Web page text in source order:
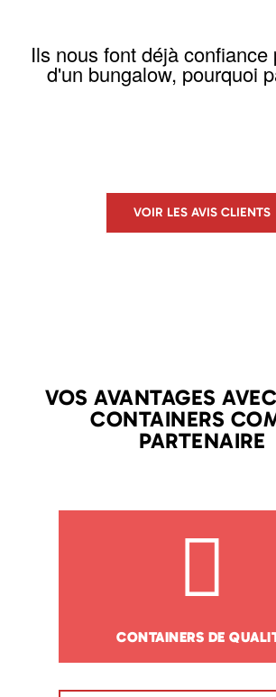
Ils nous font déjà confiance
d'un bungalow, pourquoi
VOIR LES AVIS CLIENTS
VOS AVANTAGES
CONTAINERS
PARTENAIRE
CONTAINERS DE